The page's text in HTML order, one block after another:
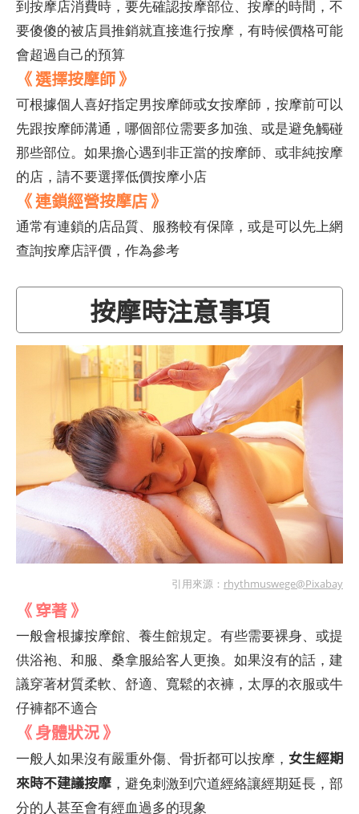
到按摩店消費時，要先確認按摩部位、按摩的時間，不
要傻傻的被店員推銷就直接進行按摩，有時候價格可能
會超過自己的預算
《 選擇按摩師 》
可根據個人喜好指定男按摩師或女按摩師，按摩前可以
先跟按摩師溝通，哪個部位需要多加強、或是避免觸碰
那些部位。如果擔心遇到非正當的按摩師、或非純按摩
的店，請不要選擇低價按摩小店
《 連鎖經營按摩店 》
通常有連鎖的店品質、服務較有保障，或是可以先上網
查詢按摩店評價，作為參考
按摩時注意事項
引用來源： rhythmuswege@Pixabay
《 穿著 》
一般會根據按摩館、養生館規定。有些需要裸身、或提
供浴袍、和服、桑拿服給客人更換。如果沒有的話，建
議穿著材質柔軟、舒適、寬鬆的衣褲，太厚的衣服或牛
仔褲都不適合
《 身體狀況 》
一般人如果沒有嚴重外傷、骨折都可以按摩， 女生經期
來時不建議按摩 ，避免刺激到穴道經絡讓經期延長，部
分的人甚至會有經血過多的現象